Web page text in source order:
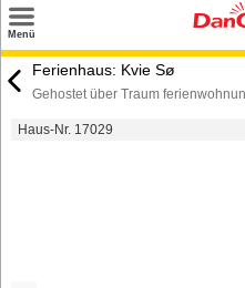
Menü
Suchen
Ferienhaus: Kvie Sø
Gehostet über Traum
Haus-Nr. 17029